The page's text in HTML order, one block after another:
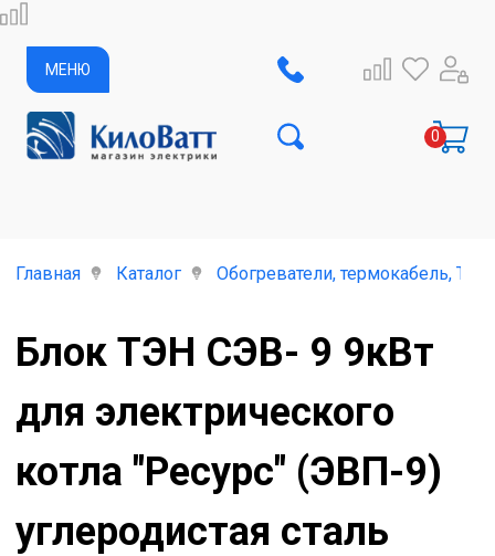
МЕНЮ
Главная Каталог Обогреватели, термокабель,
Блок ТЭН СЭВ- 9 9кВт
для электрического
котла "Ресурс" (ЭВП-9)
углеродистая сталь